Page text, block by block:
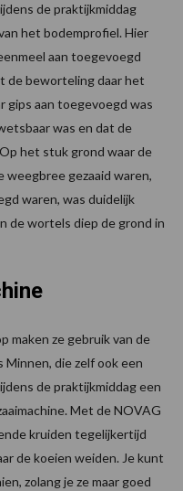
de praktijkmiddag
het bodemprofiel. Hier
aan toegevoegd
de beworteling daar het
gips aan toegevoegd was
was en dat de
het stuk grond waar de
weegbree gezaaid waren,
waren, was duidelijk
de wortels diep de grond in
maken ze gebruik van de
Minnen, die zelf ook een
de praktijkmiddag een
Met de NOVAG
kruiden tegelijkertijd
de koeien weiden. Je kunt
zolang je ze maar goed